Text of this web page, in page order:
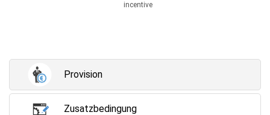
incentive
Provision
Zusatzbedingung